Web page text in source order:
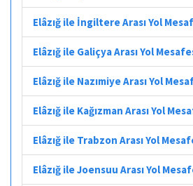
Elâzığ ile İngiltere Arası Yol
Elâzığ ile Galiçya Arası Yol
Elâzığ ile Nazımiye Arası Yol
Elâzığ ile Kağızman Arası Yol
Elâzığ ile Trabzon Arası Yol
Elâzığ ile Joensuu Arası Yol